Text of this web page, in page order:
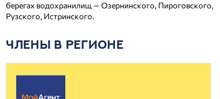
берегах водохранилищ — Озернинского, Пироговского,
Рузского, Истринского.
ЧЛЕНЫ В РЕГИОНЕ